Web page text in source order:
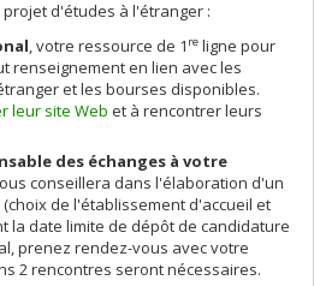
d'études à l'étranger :
, votre ressource de 1 re ligne pour
renseignement en lien avec les
et les bourses disponibles.
leur site Web et à rencontrer leurs
des échanges à votre
conseillera dans l'élaboration d'un
de l'établissement d'accueil et
la date limite de dépôt de candidature
prenez rendez-vous avec votre
2 rencontres seront nécessaires.